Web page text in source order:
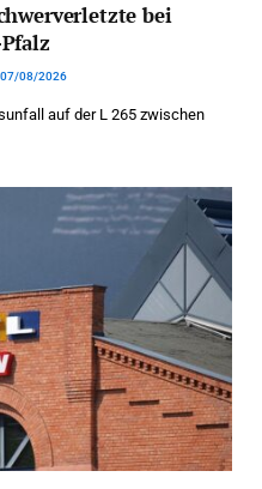
bei
07/08/2026
auf der L 265 zwischen